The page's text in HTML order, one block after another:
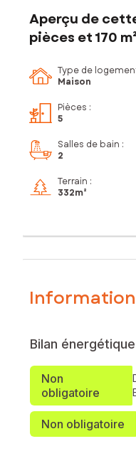
Aperçu de
pièces et 170 m²
Type de
Maison
Pièces :
5
Salles de bain :
2
Terrain :
332m²
Bilan énergétique
Non
obligatoire
Non obligatoire